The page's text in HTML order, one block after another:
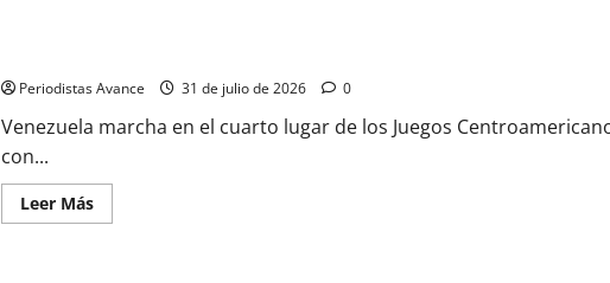
Periodistas Avance 31 de julio de 2026 0
Venezuela marcha en el cuarto lugar de los Juegos
con...
Leer Más